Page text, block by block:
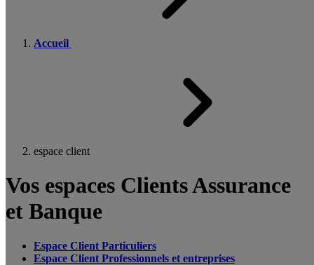
Accueil
espace client
Vos espaces Clients Assurance
et Banque
Espace Client Particuliers
Espace Client Professionnels et entreprises